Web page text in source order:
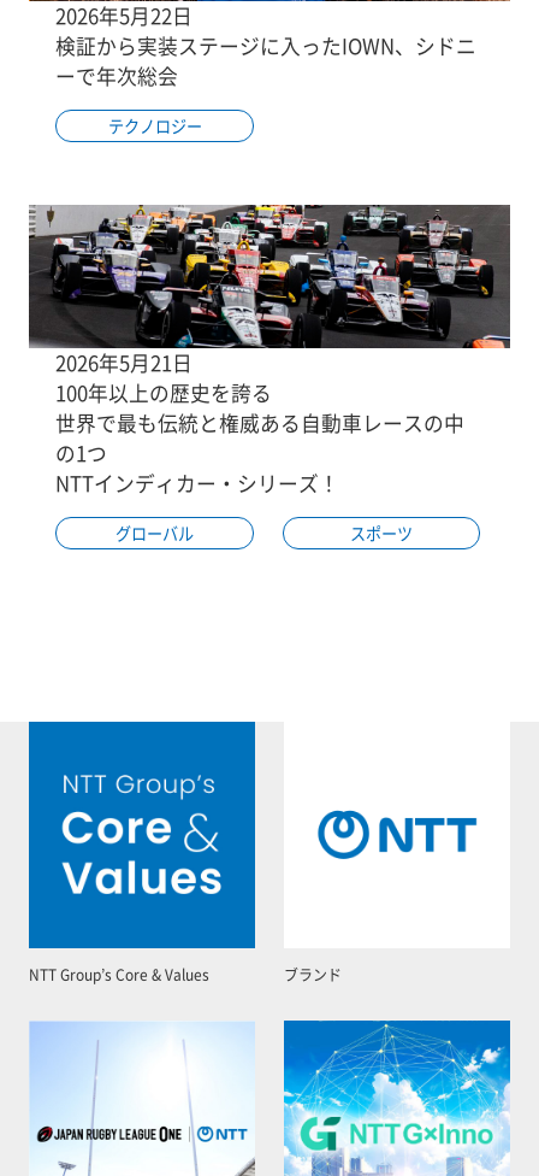
2026年5月22日
検証から実装ステージに入ったIOWN、シドニ
ーで年次総会
テクノロジー
2026年5月21日
100年以上の歴史を誇る
世界で最も伝統と権威ある自動車レースの中
の1つ
NTTインディカー・シリーズ！
グローバル スポーツ
NTT Group’s Core & Values ブランド